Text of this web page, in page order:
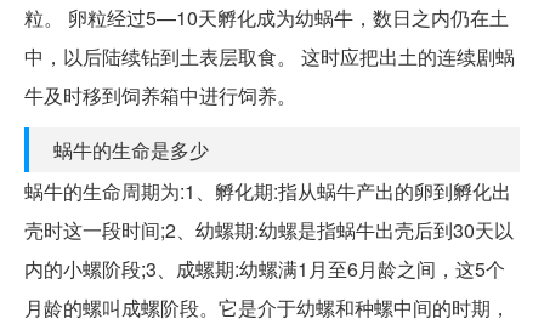
粒。 卵粒经过5—10天孵化成为幼蜗牛，数日之内仍在土
中，以后陆续钻到土表层取食。 这时应把出土的连续剧蜗
牛及时移到饲养箱中进行饲养。
蜗牛的生命是多少
蜗牛的生命周期为:1、孵化期:指从蜗牛产出的卵到孵化出
壳时这一段时间;2、幼螺期:幼螺是指蜗牛出壳后到30天以
内的小螺阶段;3、成螺期:幼螺满1月至6月龄之间，这5个
月龄的螺叫成螺阶段。它是介于幼螺和种螺中间的时期，